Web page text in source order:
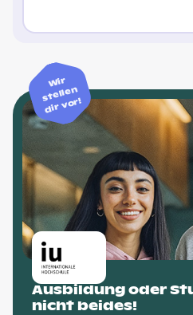
Wir
stellen
dir vor!
Ausbildung oder
nicht beides!